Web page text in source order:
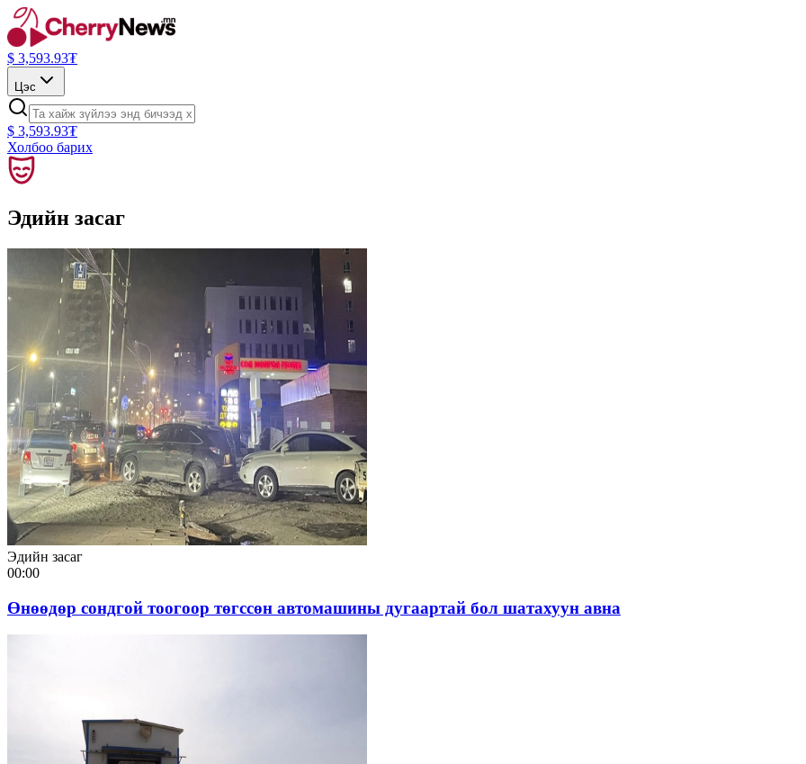
$ 3,593.93₮
Цэс
$ 3,593.93₮
Холбоо барих
Эдийн засаг
Эдийн засаг
00:00
Өнөөдөр сондгой тоогоор төгссөн автомашины дугаартай бол шатахуун авна